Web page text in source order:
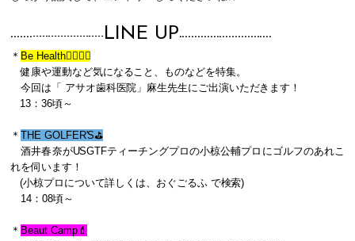
------------------------------LINE UP------------------------------
＊ Be Health🏃‍♀️🏃‍♂️
健康や運動など気になること、ものなどを特集。
今回は「 アサオ歯科医院 」麻生先生にご出演いただきます！
13：36頃～
＊THE GOLFER'S⛳️
酒井春奈がUSGTFティーチングプロの小椋公輔プロにゴルフのあれこ
れを伺います！
(小椋プロについて詳しくは、おぐごるふ で検索)
14：08頃～
＊ Beaut Camp💄